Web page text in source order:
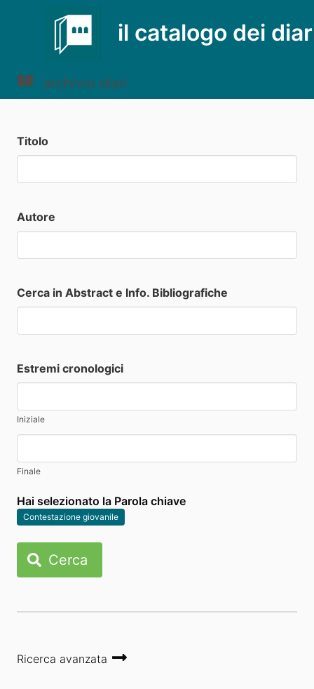
il catalogo dei
archivio diari
Titolo
Autore
Cerca in Abstract e Info. Bibliografiche
Estremi cronologici
Iniziale
Finale
Hai selezionato la Parola chiave
Contestazione giovanile
Cerca
Ricerca avanzata